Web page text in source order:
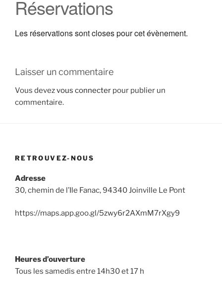
Réservations
Les réservations sont closes pour cet évènement.
Laisser un commentaire
Vous devezvous connecter pour publier un
commentaire.
RETROUVEZ-NOUS
Adresse
30, chemin de l’Ile Fanac, 94340 Joinville Le Pont
https://maps.app.goo.gl/5zwy6r2AXmM7rXgy9
Heures d’ouverture
Tous les samedis entre 14h30 et 17 h